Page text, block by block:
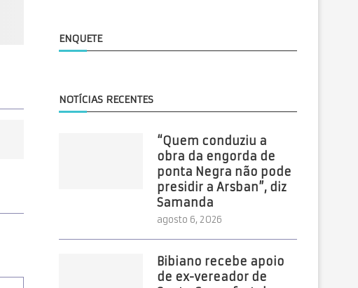
ENQUETE
NOTÍCIAS RECENTES
“Quem conduziu a
obra da engorda de
ponta Negra não pode
presidir a Arsban”, diz
Samanda
agosto 6, 2026
Bibiano recebe apoio
de ex-vereador de